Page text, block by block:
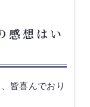
感想はい
皆喜んでおり